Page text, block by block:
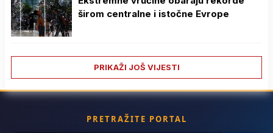
širom centralne i istočne Evrope
PRIKAŽI JOŠ VIJESTI
PRETRAŽITE PORTAL